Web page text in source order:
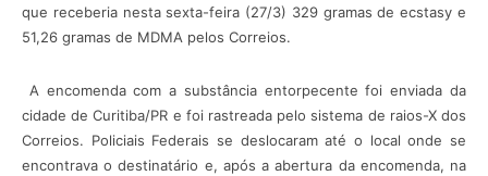
que receberia nesta sexta-feira (27/3) 329 gramas de ecstasy e
51,26 gramas de MDMA pelos Correios.
A encomenda com a substância entorpecente foi enviada da
cidade de Curitiba/PR e foi rastreada pelo sistema de raios-X dos
Correios. Policiais Federais se deslocaram até o local onde se
encontrava o destinatário e, após a abertura da encomenda, na